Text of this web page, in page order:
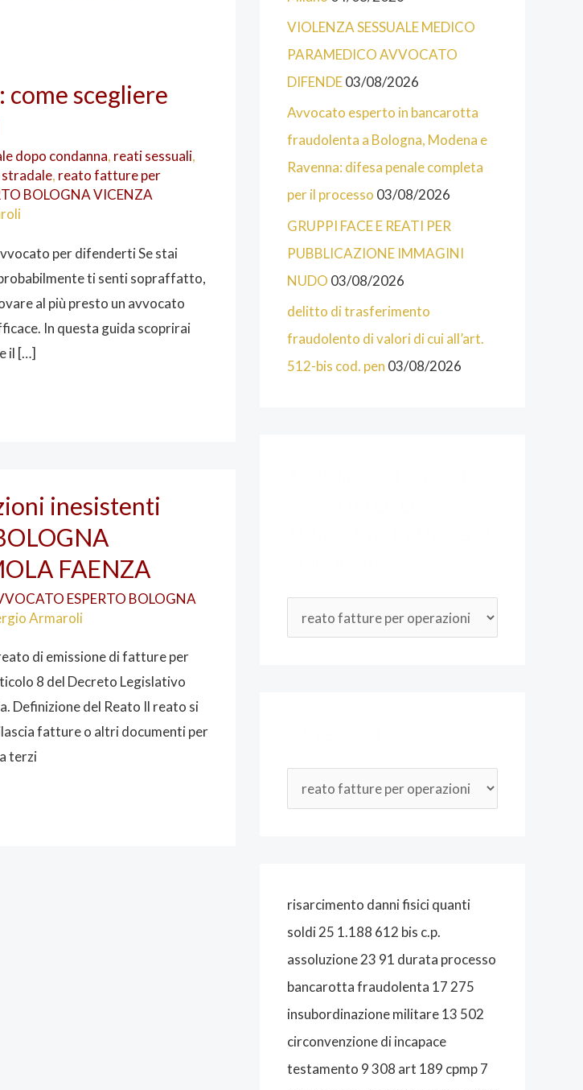
come scegliere
dopo condanna, reati sessuali,
, reato fatture per
BOLOGNA VICENZA
per difenderti Se stai
ti senti sopraffatto,
al più presto un avvocato
In questa guida scoprirai
il […]
inesistenti
FAENZA
ESPERTO BOLOGNA
Armaroli
di emissione di fatture per
8 del Decreto Legislativo
Definizione del Reato Il reato si
fatture o altri documenti per
terzi
VIOLENZA SESSUALE MEDICO
PARAMEDICO AVVOCATO
DIFENDE03/08/2026
Avvocato esperto in bancarotta
fraudolenta a Bologna, Modena e
Ravenna: difesa penale completa
per il processo 03/08/2026
GRUPPI FACE E REATI PER
PUBBLICAZIONE IMMAGINI
NUDO 03/08/2026
delitto di trasferimento
fraudolento di valori di cui all’art.
512-bis cod. pen 03/08/2026
T
E
G
O
R
I
E
D
E
L
V
P
I
S
T
A
B
O
L
E
risarcimento danni fisici quanti
soldi 25 1.188 612 bis c.p.
assoluzione 23 91 durata processo
bancarotta fraudolenta 17 275
insubordinazione militare 13 502
circonvenzione di incapace
testamento 9 308 art 189 cpmp 7